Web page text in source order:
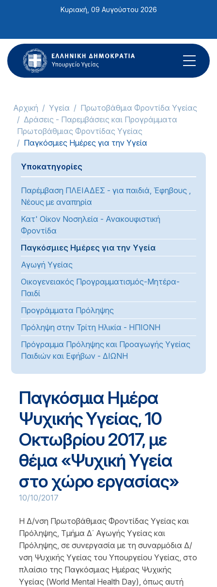
ιστότοπος
περιλαμβάνει
ένα
σύστημα
Κυριακή, 09 Αυγούστου 2026
Αρχική Υγεία
Πρωτοβάθμια Φροντίδα Υγείας
Δράσεις - Παρεμβάσεις και Προγράμματα
Πρωτοβάθμιας Φροντίδας Υγείας
Παγκόσμιες Ημέρες για την Υγεία
Υποκατηγορίες
Παρέμβαση ΠΛΕΙΑΔΕΣ - για παιδιά, Έφηβους ,
Νέους με αναπηρία
Κατ' Οίκον Νοσηλεία - Ανακουφιστική
Φροντίδα
Παγκόσμιες Ημέρες για την Υγεία
Αγωγή Υγείας
Οικογενειακός Προγραμματισμός-Μητέρα-
Παιδί
Προγράμματα Πρόληψης
Πρόληψη στην Τρίτη Ηλικία - ΗΠΙΟΝΗ
Πρόγραμμα Πρόληψης και Προαγωγής Υγείας
Παιδιών και Εφήβων - ΔΙΩΝΗ
Παγκόσμια Ημέρα
Ψυχικής Υγείας, 10
Oκτωβρίου 2017, με
θέμα «Ψυχική Υγεία
στο χώρο εργασίας»
10/10/2017
Η Δ/νση Πρωτοβάθμιας Φροντίδας Υγείας και
Πρόληψης, Τμήμα Δ΄ Αγωγής Υγείας και
Πρόληψης, σε συνεργασία με τη συναρμόδια Δ/
νση Ψυχικής Υγείας του Υπουργείου Υγείας, στο
πλαίσιο της Παγκόσμιας Ημέρας Ψυχικής
Υγείας (World Mental Health Day), όπως αυτή